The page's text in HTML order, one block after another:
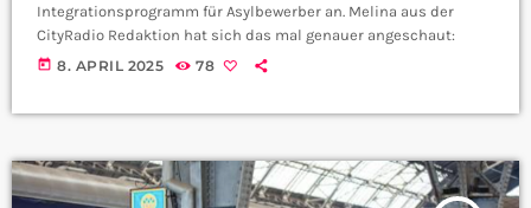
Integrationsprogramm für Asylbewerber an. Melina aus der
CityRadio Redaktion hat sich das mal genauer angeschaut:
today 8. APRIL 2025 78